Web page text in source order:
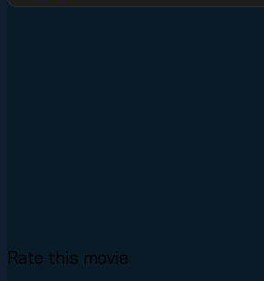
Rate this movie